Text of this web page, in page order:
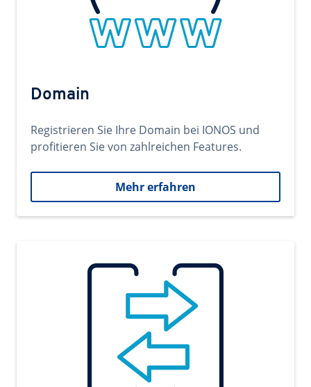
Domain
Registrieren Sie Ihre Domain bei IONOS und
profitieren Sie von zahlreichen Features.
Mehr erfahren